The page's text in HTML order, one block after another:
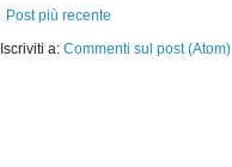
Post più recente
Iscriviti a: Commenti sul post (Atom)